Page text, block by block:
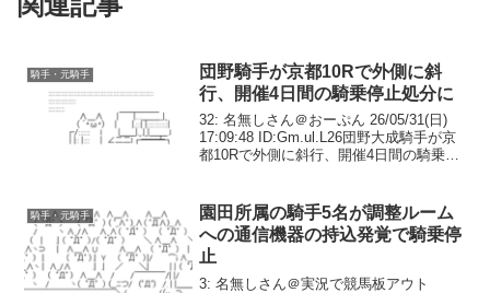
騎手・元騎手
団野騎手が京都10Rで外側に斜
行、開催4日間の騎乗停止処分に
32: 名無しさん＠おーぷん 26/05/31(日)
17:09:48 ID:Gm.ul.L26団野大成騎手が京
都10Rで外側に斜行、開催4日間の騎乗停
騎手・元騎手
園田所属の騎手5名が調整ルーム
への通信機器の持込発覚で騎乗停
止
3: 名無しさん＠実況で競馬板アウト